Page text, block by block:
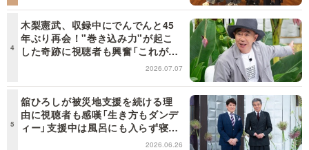
木梨憲武、収録中にでんでんと45
年ぶり再会！"巻き込み力"が起こ
した奇跡に視聴者も興奮「これがテ
レビの面白さだよね！」＜日曜日の
2026.07.07
舘ひろしが被災地支援を続ける理
由に視聴者も感嘆「生き方もダンデ
ィー」支援中は風呂にも入らず寝袋
で寝泊まり【日曜日の初耳学】2026.06.26